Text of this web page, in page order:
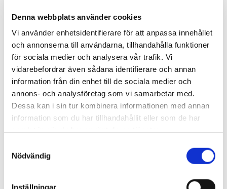
Denna webbplats använder cookies
Vi använder enhetsidentifierare för att anpassa innehållet
och annonserna till användarna, tillhandahålla funktioner
för sociala medier och analysera vår trafik. Vi
vidarebefordrar även sådana identifierare och annan
information från din enhet till de sociala medier och
annons- och analysföretag som vi samarbetar med.
Dessa kan i sin tur kombinera informationen med annan
information som du har tillhandahållit eller som de har
Nödvändig
Inställningar
Mats Rydehäll arbetar med forskningsstöd, samverkan och
innovationer vid Högskolan i Skövde. Mats kommer att berätta om
samverkan och innovation inom energisektorn – akademi, industri och
Länk till Mats presentation (6,7 Mb)
Ida Lemoine